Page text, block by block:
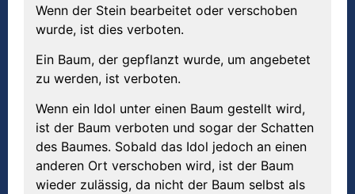
Wenn der Stein bearbeitet oder verschoben
wurde, ist dies verboten.
Ein Baum, der gepflanzt wurde, um angebetet
zu werden, ist verboten.
Wenn ein Idol unter einen Baum gestellt wird,
ist der Baum verboten und sogar der Schatten
des Baumes. Sobald das Idol jedoch an einen
anderen Ort verschoben wird, ist der Baum
wieder zulässig, da nicht der Baum selbst als